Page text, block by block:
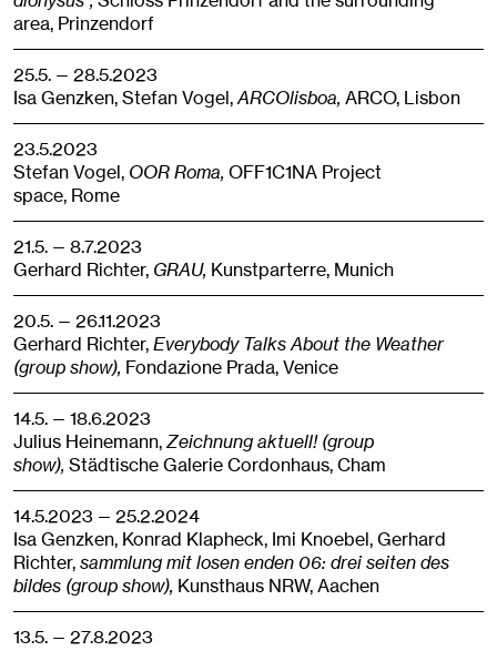
area, Prinzendorf
25.5. — 28.5.2023
Isa Genzken, Stefan Vogel,ARCOlisboa, ARCO, Lisbon
23.5.2023
Stefan Vogel, OOR Roma, OFF1C1NA Project
space, Rome
21.5. — 8.7.2023
Gerhard Richter, GRAU, Kunstparterre, Munich
20.5. — 26.11.2023
Gerhard Richter,Everybody Talks About the Weather
(group show), Fondazione Prada,Venice
14.5. — 18.6.2023
Julius Heinemann,Zeichnung aktuell! (group
show), Städtische Galerie Cordonhaus,Cham
14.5.2023 — 25.2.2024
Isa Genzken, Konrad Klapheck, Imi Knoebel, Gerhard
Richter,sammlung mit losen enden 06: drei seiten des
bildes (group show), Kunsthaus NRW,Aachen
13.5. — 27.8.2023